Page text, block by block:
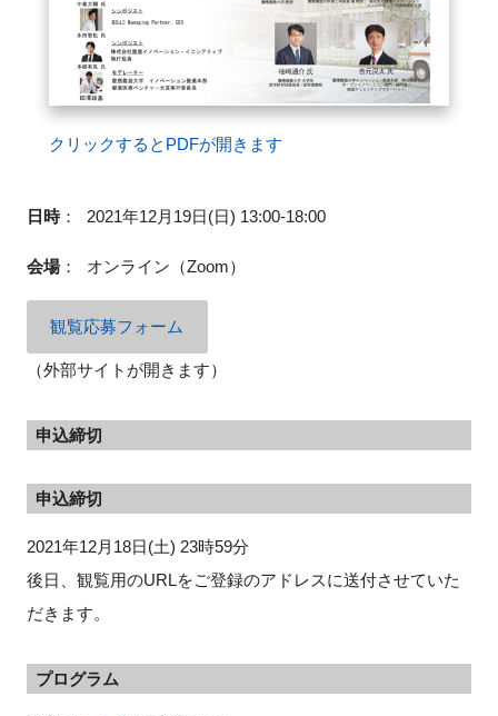
閉じる
クリックするとPDFが開きます
日時： 2021年12月19日(日) 13:00-18:00
会場： オンライン（Zoom）
観覧応募フォーム
（外部サイトが開きます）
申込締切
申込締切
2021年12月18日(土) 23時59分
後日、観覧用のURLをご登録のアドレスに送付させていた
だきます。
プログラム